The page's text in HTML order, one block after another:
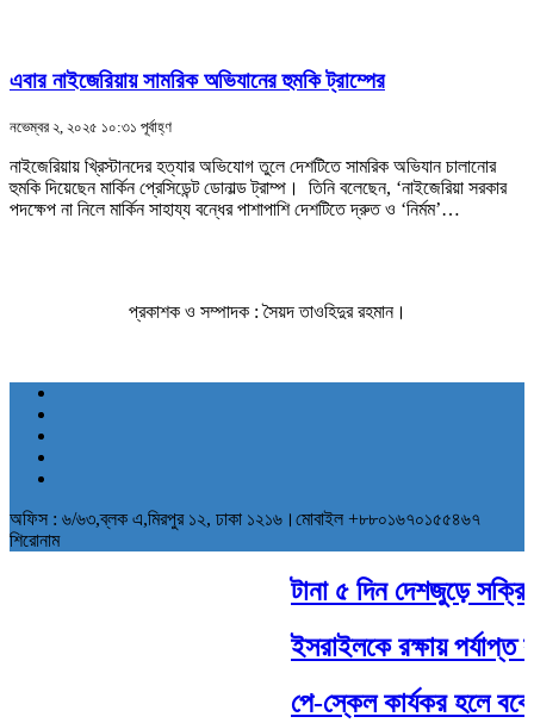
এবার নাইজেরিয়ায় সামরিক অভিযানের হুমকি ট্রাম্পের
নভেম্বর ২, ২০২৫ ১০:৩১ পূর্বাহ্ণ
নাইজেরিয়ায় খ্রিস্টানদের হত্যার অভিযোগ তুলে দেশটিতে সামরিক অভিযান চালানোর
হুমকি দিয়েছেন মার্কিন প্রেসিডেন্ট ডোনাল্ড ট্রাম্প। তিনি বলেছেন, ‘নাইজেরিয়া সরকার
পদক্ষেপ না নিলে মার্কিন সাহায্য বন্ধের পাশাপাশি দেশটিতে দ্রুত ও ‘নির্মম’…
প্রকাশক ও সম্পাদক : সৈয়দ তাওহিদুর রহমান।
অফিস : ৬/৬৩,ব্লক এ,মিরপুর ১২, ঢাকা ১২১৬।মোবাইল +৮৮০১৬৭০১৫৫৪৬৭
শিরোনাম
টানা ৫ দিন দেশজুড়ে
ইসরাইলকে রক্ষায় পর্যাপ্ত
পে-স্কেল কার্যকর হলে